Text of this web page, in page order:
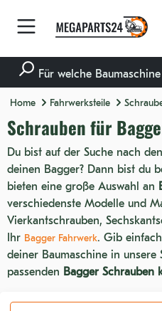
Für welche
Home Fahrwerksteile
Schrauben für
Du bist auf der Suche nach
deinen Bagger? Dann bist du
bieten eine große Auswahl an
verschiedenste Modelle und
Vierkantschrauben,
Ihr Bagger Fahrwerk. Gib
deiner Baumaschine in unsere
passenden Bagger Schrauben